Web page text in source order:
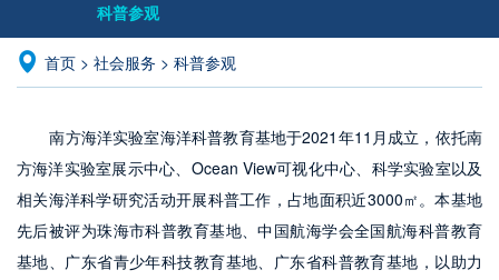
科普参观
首页 > 社会服务 > 科普参观
南方海洋实验室海洋科普教育基地于2021年11月成立，依托南
方海洋实验室展示中心、Ocean View可视化中心、科学实验室以及
相关海洋科学研究活动开展科普工作，占地面积近3000㎡。本基地
先后被评为珠海市科普教育基地、中国航海学会全国航海科普教育
基地、广东省青少年科技教育基地、广东省科普教育基地，以助力